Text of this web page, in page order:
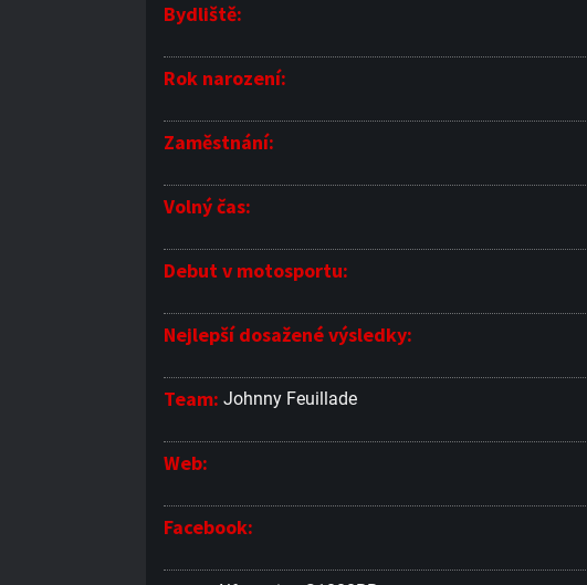
Bydliště:
Rok narození:
Zaměstnání:
Volný čas:
Debut v motosportu:
Nejlepší dosažené výsledky:
Team: Johnny Feuillade
Web:
Facebook: